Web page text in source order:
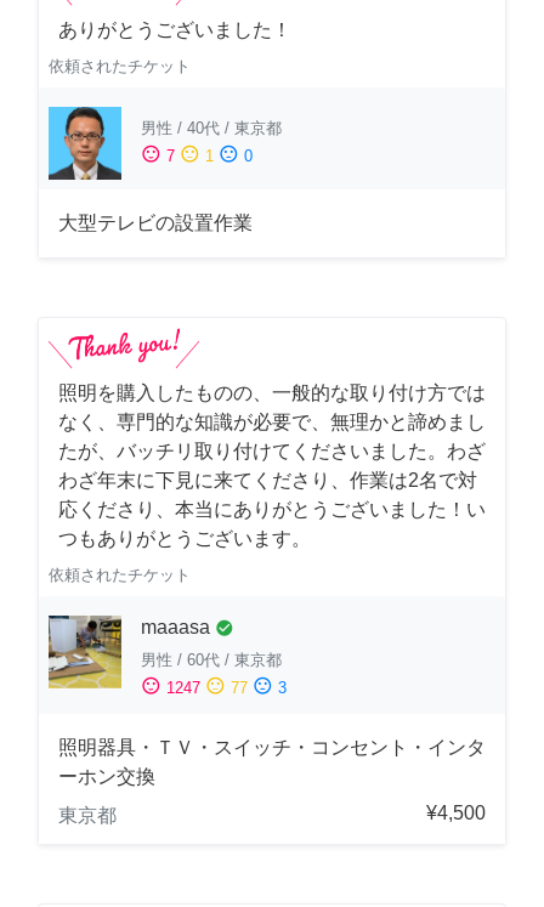
ありがとうございました！
依頼されたチケット
男性 / 40代 / 東京都
sentiment_satisfied 7 sentiment_neutral 1 sentiment_dissatisfied 0
大型テレビの設置作業
照明を購入したものの、一般的な取り付け方では
なく、専門的な知識が必要で、無理かと諦めまし
たが、バッチリ取り付けてくださいました。わざ
わざ年末に下見に来てくださり、作業は2名で対
応くださり、本当にありがとうございました！い
つもありがとうございます。
依頼されたチケット
maaasa check_circle
男性 / 60代 / 東京都
sentiment_satisfied 1247 sentiment_neutral 77 sentiment_dissatisfied 3
照明器具・ＴＶ・スイッチ・コンセント・インタ
ーホン交換
東京都
¥4,500